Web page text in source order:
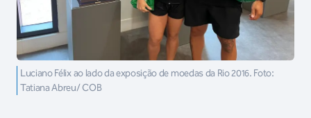
Luciano Félix ao lado da exposição de moedas da Rio 2016. Foto:
Tatiana Abreu/ COB